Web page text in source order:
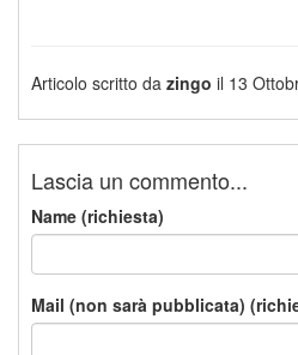
Articolo scritto da zingo il 13
Lascia un commento...
Name (richiesta)
Mail (non sarà pubblicata)